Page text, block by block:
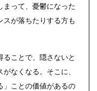
まって、憂鬱になった
スが落ちたりする方も
ことで、隠さないと
なくなる。そこに、
」ことの価値があるの